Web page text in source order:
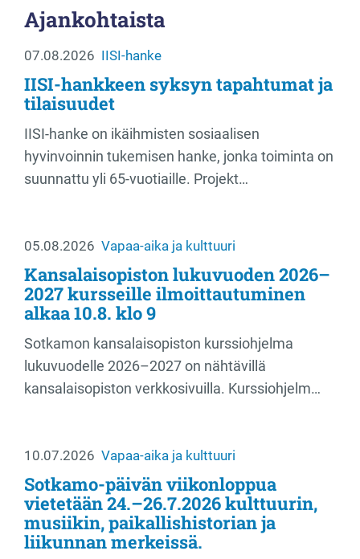
Ajankohtaista
07.08.2026 IISI-hanke
IISI-hankkeen syksyn tapahtumat ja
tilaisuudet
IISI-hanke on ikäihmisten sosiaalisen
hyvinvoinnin tukemisen hanke, jonka toiminta on
suunnattu yli 65-vuotiaille. Projekt…
05.08.2026 Vapaa-aika ja kulttuuri
Kansalaisopiston lukuvuoden 2026–
2027 kursseille ilmoittautuminen
alkaa 10.8. klo 9
Sotkamon kansalaisopiston kurssiohjelma
lukuvuodelle 2026–2027 on nähtävillä
kansalaisopiston verkkosivuilla. Kurssiohjelm…
10.07.2026 Vapaa-aika ja kulttuuri
Sotkamo-päivän viikonloppua
vietetään 24.–26.7.2026 kulttuurin,
musiikin, paikallishistorian ja
liikunnan merkeissä.